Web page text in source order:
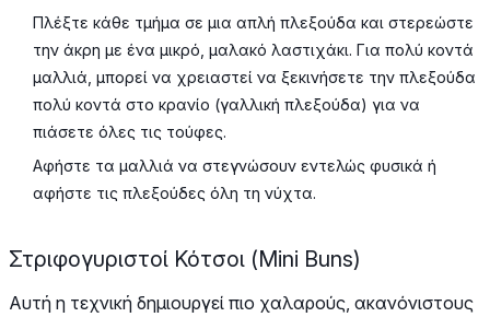
Πλέξτε κάθε τμήμα σε μια απλή πλεξούδα και στερεώστε
την άκρη με ένα μικρό, μαλακό λαστιχάκι. Για πολύ κοντά
μαλλιά, μπορεί να χρειαστεί να ξεκινήσετε την πλεξούδα
πολύ κοντά στο κρανίο (γαλλική πλεξούδα) για να
πιάσετε όλες τις τούφες.
Αφήστε τα μαλλιά να στεγνώσουν εντελώς φυσικά ή
αφήστε τις πλεξούδες όλη τη νύχτα.
Στριφογυριστοί Κότσοι (Mini Buns)
Αυτή η τεχνική δημιουργεί πιο χαλαρούς, ακανόνιστους